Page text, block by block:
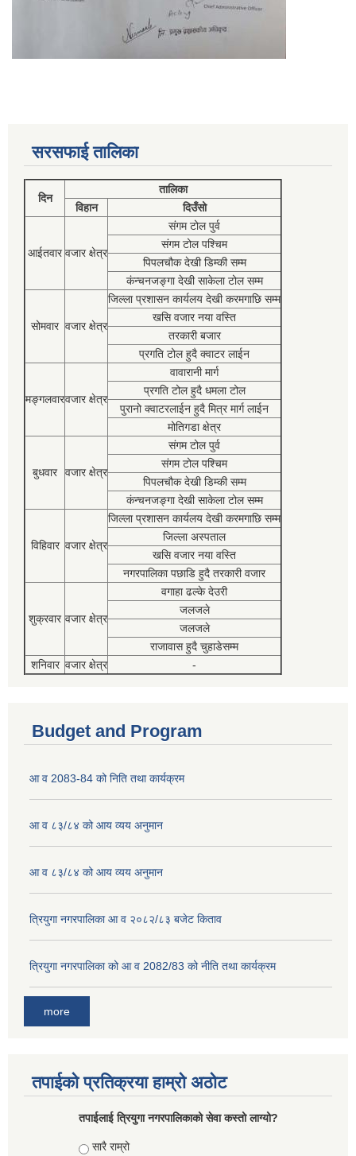
सरसफाई तालिका
दिन
तालिका
विहान
दिउँसो
आईतवार वजार क्षेत्र
संगम टोल पुर्व
संगम टोल पश्चिम
पिपलचौक देखी डिम्की सम्म
कंन्चनजङ्गा देखी साकेला टोल सम्म
सोमवार वजार क्षेत्र
जिल्ला प्रशासन कार्यलय देखी करमगाछि सम्म
खसि वजार नया वस्ति
तरकारी बजार
प्रगति टोल हुदै क्वाटर लाईन
मङ्गलवारवजार क्षेत्र
वावारानी मार्ग
प्रगति टोल हुदै धमला टोल
पुरानो क्वाटरलाईन हुदै मित्र मार्ग लाईन
मोतिगडा क्षेत्र
बुधवार वजार क्षेत्र
संगम टोल पुर्व
संगम टोल पश्चिम
पिपलचौक देखी डिम्की सम्म
कंन्चनजङ्गा देखी साकेला टोल सम्म
विहिवार वजार क्षेत्र
जिल्ला प्रशासन कार्यलय देखी करमगाछि सम्म
जिल्ला अस्पताल
खसि वजार नया वस्ति
नगरपालिका पछाडि हुदै तरकारी वजार
शुक्रवार वजार क्षेत्र
वगाहा ढल्के देउरी
जलजले
जलजले
राजावास हुदै चुहाडेसम्म
शनिवार वजार क्षेत्र -
Budget and Program
आ व 2083-84 को निति तथा कार्यक्रम
आ व ८३/८४ को आय व्यय अनुमान
आ व ८३/८४ को आय व्यय अनुमान
त्रियुगा नगरपालिका आ व २०८२/८३ बजेट किताव
त्रियुगा नगरपालिका को आ व 2082/83 को नीति तथा कार्यक्रम
more
तपाईको प्रतिक्रया हाम्रो अठोट
तपाईलाई त्रियुगा नगरपालिकाको सेवा कस्तो लाग्यो?
Choices
सारै राम्रो